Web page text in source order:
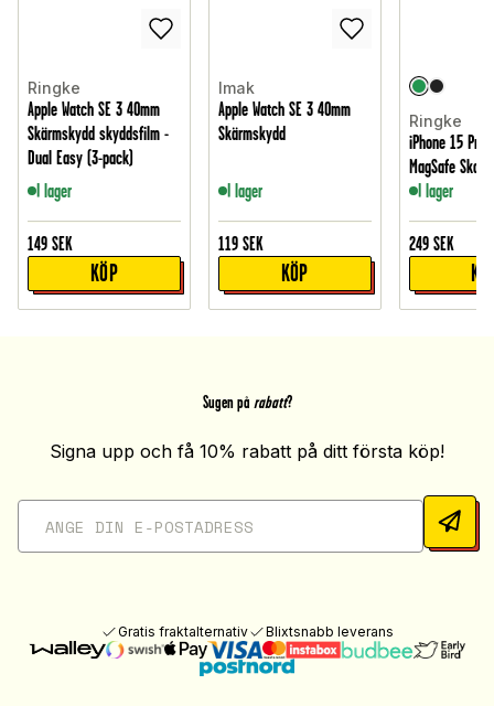
Ringke
Apple Watch SE 3 40mm
Skärmskydd skyddsfilm -
Dual Easy (3-pack)
I lager
149 SEK
KÖP
Imak
Apple Watch SE 3 40mm
Skärmskydd
I lager
119 SEK
KÖP
Ringke
iPhone 15 Pro
MagSafe Skal,
I lager
249 SEK
Sugen på rabatt?
Signa upp och få 10% rabatt på ditt första köp!
Gratis fraktalternativ Blixtsnabb leverans